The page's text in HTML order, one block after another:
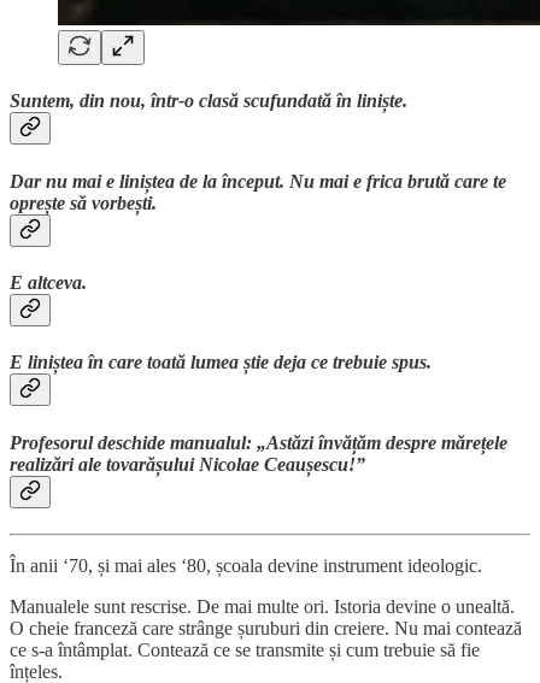
Suntem, din nou, într-o clasă scufundată în liniște.
Dar nu mai e liniștea de la început. Nu mai e frica brută care te
oprește să vorbești.
E altceva.
E liniștea în care toată lumea știe deja ce trebuie spus.
Profesorul deschide manualul: „Astăzi învățăm despre mărețele
realizări ale tovarășului Nicolae Ceaușescu!”
În anii ‘70, și mai ales ‘80, școala devine instrument ideologic.
Manualele sunt rescrise. De mai multe ori. Istoria devine o unealtă.
O cheie franceză care strânge șuruburi din creiere. Nu mai contează
ce s-a întâmplat. Contează ce se transmite și cum trebuie să fie
înțeles.